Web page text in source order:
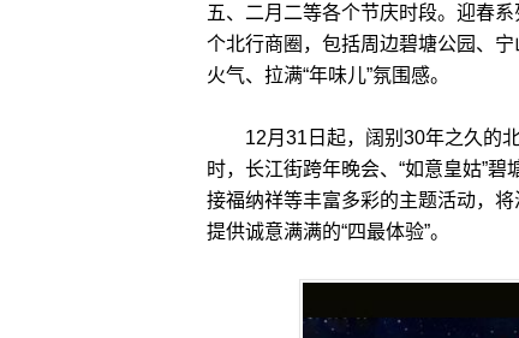
五、二月二等各个节庆时段。迎春
个北行商圈，包括周边碧塘公园、
火气、拉满“年味儿”氛围感。
12月31日起，阔别30年之久的北
时，长江街跨年晚会、“如意皇姑”
接福纳祥等丰富多彩的主题活动，将
提供诚意满满的“四最体验”。